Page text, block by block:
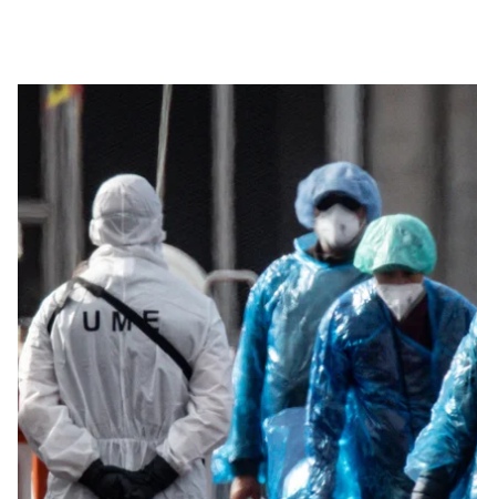
Евакуація пасажирів із лайнера MV
Chris
Пасажирка круїзного лайнера MV Hondius, де
схожі на грип. Зараз вона перебуває у важкому
Про це заявив міністр охорони здоров’я
Громадянка Франції разом із чотирма іншими
Hondius на Тенерифе 10 травня. Далі їх
Пізніше міністерка охорони здоров’я Франції
ввечері того самого дня. Їй зробили тест на